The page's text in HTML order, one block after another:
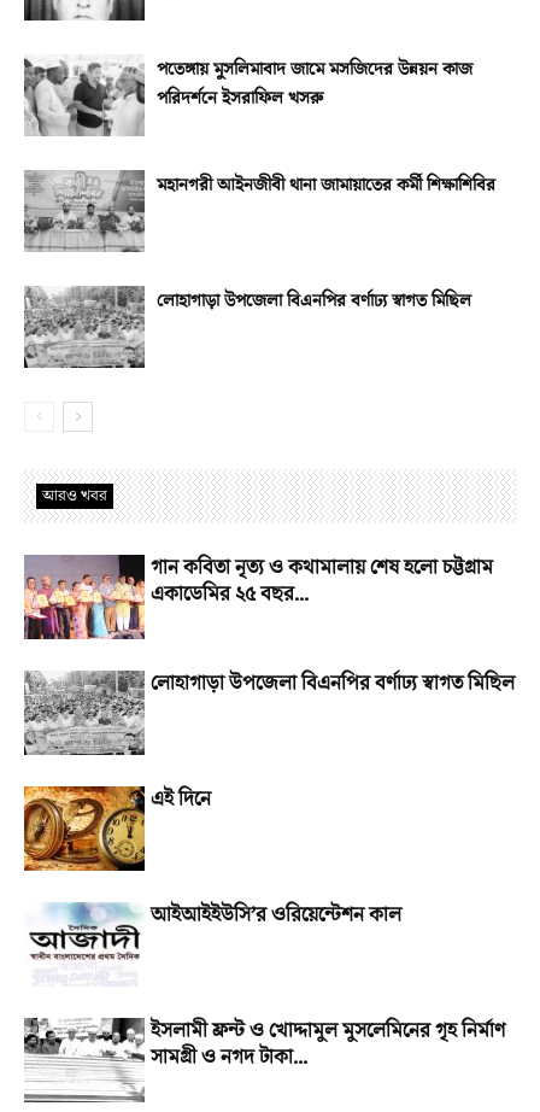
পতেঙ্গায় মুসলিমাবাদ জামে মসজিদের উন্নয়ন কাজ
পরিদর্শনে ইসরাফিল খসরু
মহানগরী আইনজীবী থানা জামায়াতের কর্মী শিক্ষাশিবির
লোহাগাড়া উপজেলা বিএনপির বর্ণাঢ্য স্বাগত মিছিল
আরও খবর
গান কবিতা নৃত্য ও কথামালায় শেষ হলো চট্টগ্রাম
একাডেমির ২৫ বছর...
লোহাগাড়া উপজেলা বিএনপির বর্ণাঢ্য স্বাগত মিছিল
এই দিনে
আইআইইউসি’র ওরিয়েন্টেশন কাল
ইসলামী ফ্রন্ট ও খোদ্দামুল মুসলেমিনের গৃহ নির্মাণ
সামগ্রী ও নগদ টাকা...